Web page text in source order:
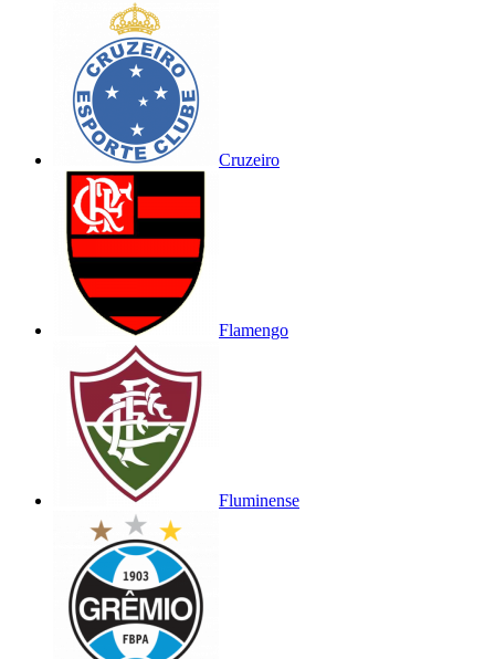
Cruzeiro
Flamengo
Fluminense